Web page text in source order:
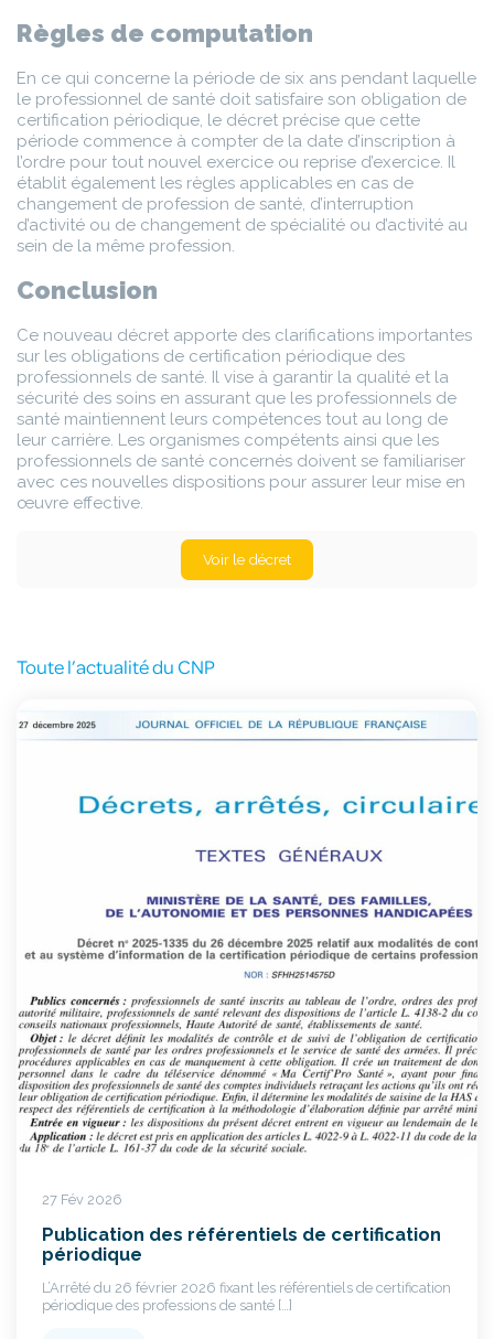
Règles de computation
En ce qui concerne la période de six ans pendant laquelle
le professionnel de santé doit satisfaire son obligation de
certification périodique, le décret précise que cette
période commence à compter de la date d’inscription à
l’ordre pour tout nouvel exercice ou reprise d’exercice. Il
établit également les règles applicables en cas de
changement de profession de santé, d’interruption
d’activité ou de changement de spécialité ou d’activité au
sein de la même profession.
Conclusion
Ce nouveau décret apporte des clarifications importantes
sur les obligations de certification périodique des
professionnels de santé. Il vise à garantir la qualité et la
sécurité des soins en assurant que les professionnels de
santé maintiennent leurs compétences tout au long de
leur carrière. Les organismes compétents ainsi que les
professionnels de santé concernés doivent se familiariser
avec ces nouvelles dispositions pour assurer leur mise en
œuvre effective.
Voir le décret
Toute l’actualité du CNP
27 Fév 2026
Publication des référentiels de certification
périodique
L’Arrêté du 26 février 2026 fixant les référentiels de certification
périodique des professions de santé […]